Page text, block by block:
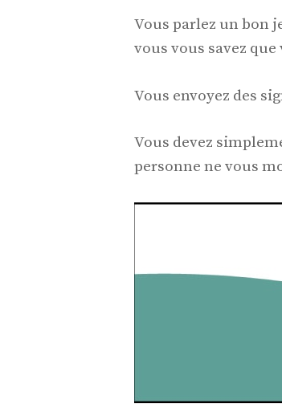
Vous parlez un bon
vous vous savez
Vous envoyez des
Vous devez
personne ne vous